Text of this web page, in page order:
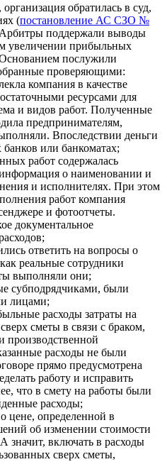
обратилась в суд,
(постановление АС СЗО №
поддержали выводы
увеличении прибыльных
послужили
проверяющими:
компания в качестве
ресурсами для
и видов работ. Полученные
предпринимателям,
Впоследствии деньги
или банкоматах;
работ содержалась
о наименовании и
и исполнителях. При этом
работ компания
и фотоотчеты.
документальное
ответить на вопросы о
реальные сотрудники
выполняли они;
субподрядчиками, были
лицами;
расходы затраты на
сметы в связи с браком,
производственной
расходы не были
прямо предусмотрена
работу и исправить
что в смету на работы были
расходы;
цене, определенной в
об изменении стоимости
значит, включать в расходы
сверх сметы,